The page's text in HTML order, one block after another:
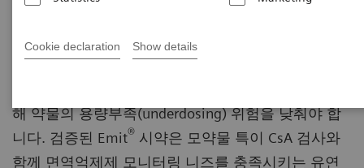
Cookie declaration Show details
장기이식 환자는 사이클로스포린(Cyclosporine) 농도
를 빈번히 모니터링해야 합니다. CsA 모니터링의 어
해 약물의 용량부족(underdosing) 위험을 낮춰야 합
니다. 검증된 Emit® 시약은 모약물 특이 CsA 검사와
함께 면역억제제 모니터링 니즈를 충족시키는 유연